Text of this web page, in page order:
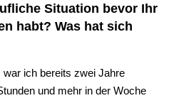
Situation bevor Ihr
habt? Was hat sich
ich bereits zwei Jahre
und mehr in der Woche